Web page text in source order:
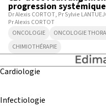
progression
traitement
Dr Alexis CORTOT Pr Sylvie
Pr Alexis CORTOT
ONCOLOGIE
ONCOLOGIE
CHIMIOTHÉRAPIE
Cardiologie
Infectiologie